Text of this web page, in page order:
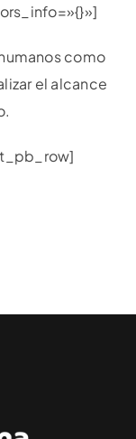
como
el alcance